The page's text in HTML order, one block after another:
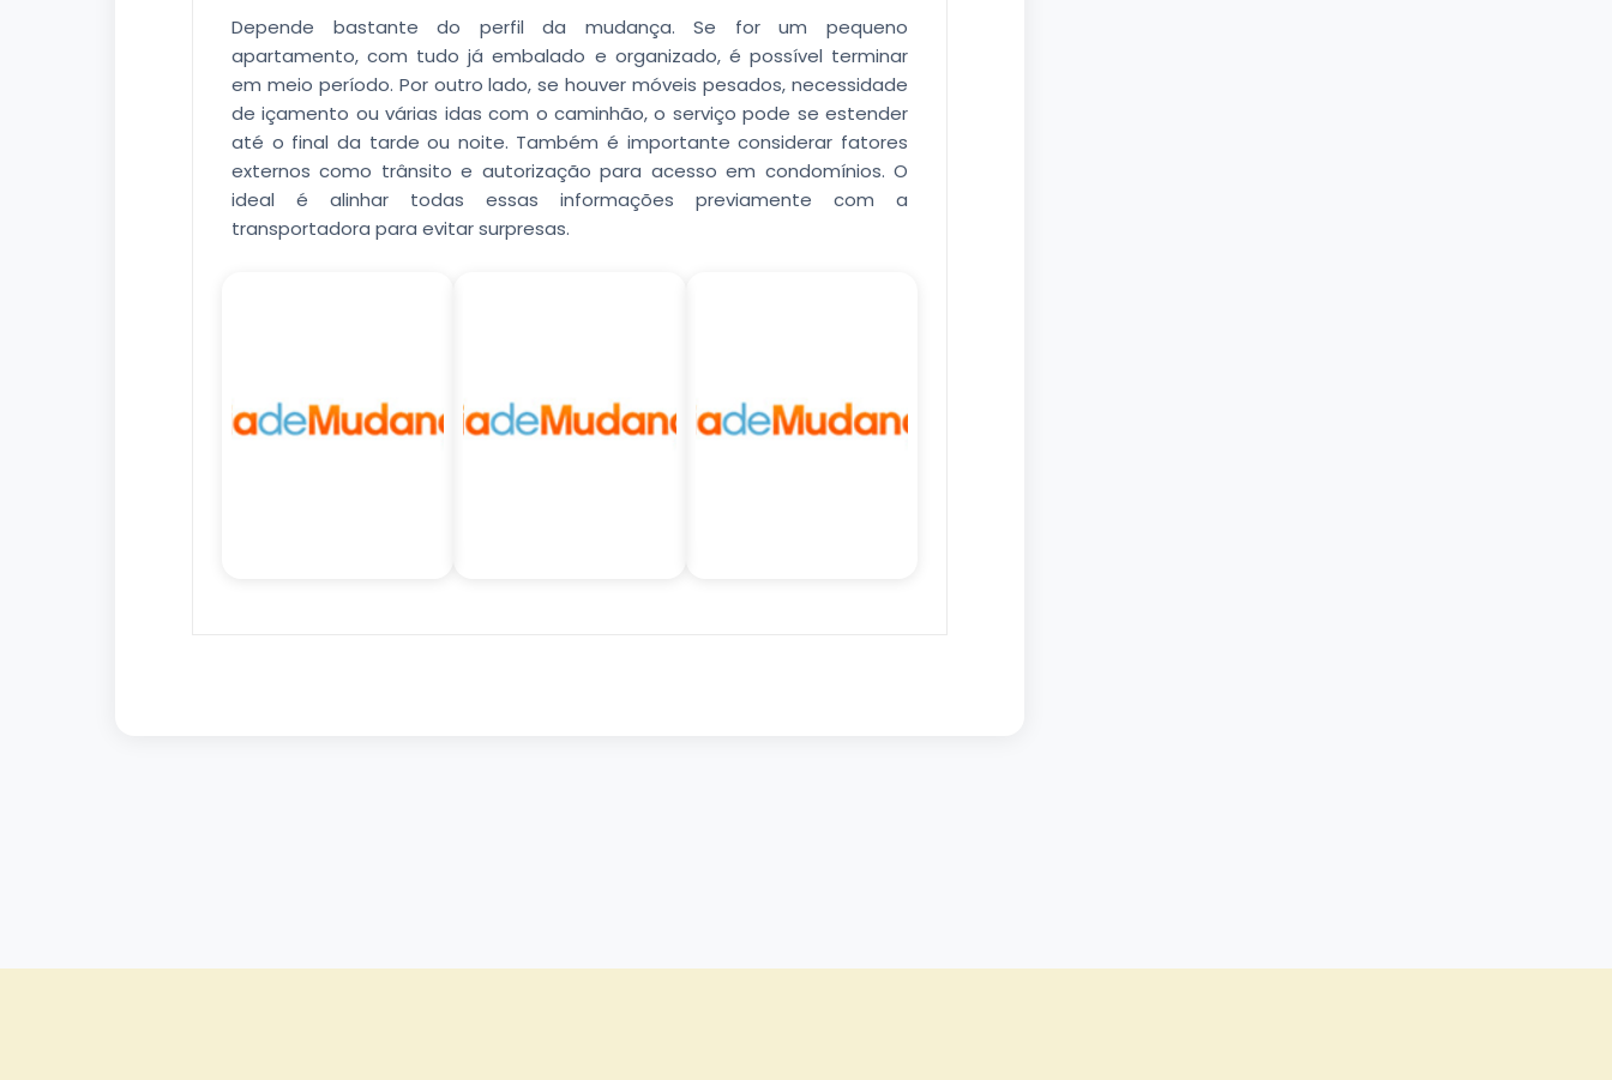
Depende bastante do perfil da mudança. Se for um pequeno
apartamento, com tudo já embalado e organizado, é possível terminar
em meio período. Por outro lado, se houver móveis pesados, necessidade
de içamento ou várias idas com o caminhão, o serviço pode se estender
até o final da tarde ou noite. Também é importante considerar fatores
externos como trânsito e autorização para acesso em condomínios. O
ideal é alinhar todas essas informações previamente com a
transportadora para evitar surpresas.